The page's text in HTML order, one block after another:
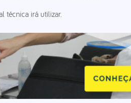
técnica irá utilizar.